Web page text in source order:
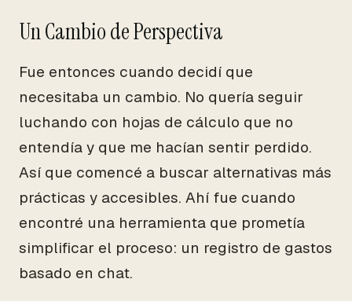
Un Cambio de Perspectiva
Fue entonces cuando decidí que
necesitaba un cambio. No quería seguir
luchando con hojas de cálculo que no
entendía y que me hacían sentir perdido.
Así que comencé a buscar alternativas más
prácticas y accesibles. Ahí fue cuando
encontré una herramienta que prometía
simplificar el proceso: un registro de gastos
basado en chat.